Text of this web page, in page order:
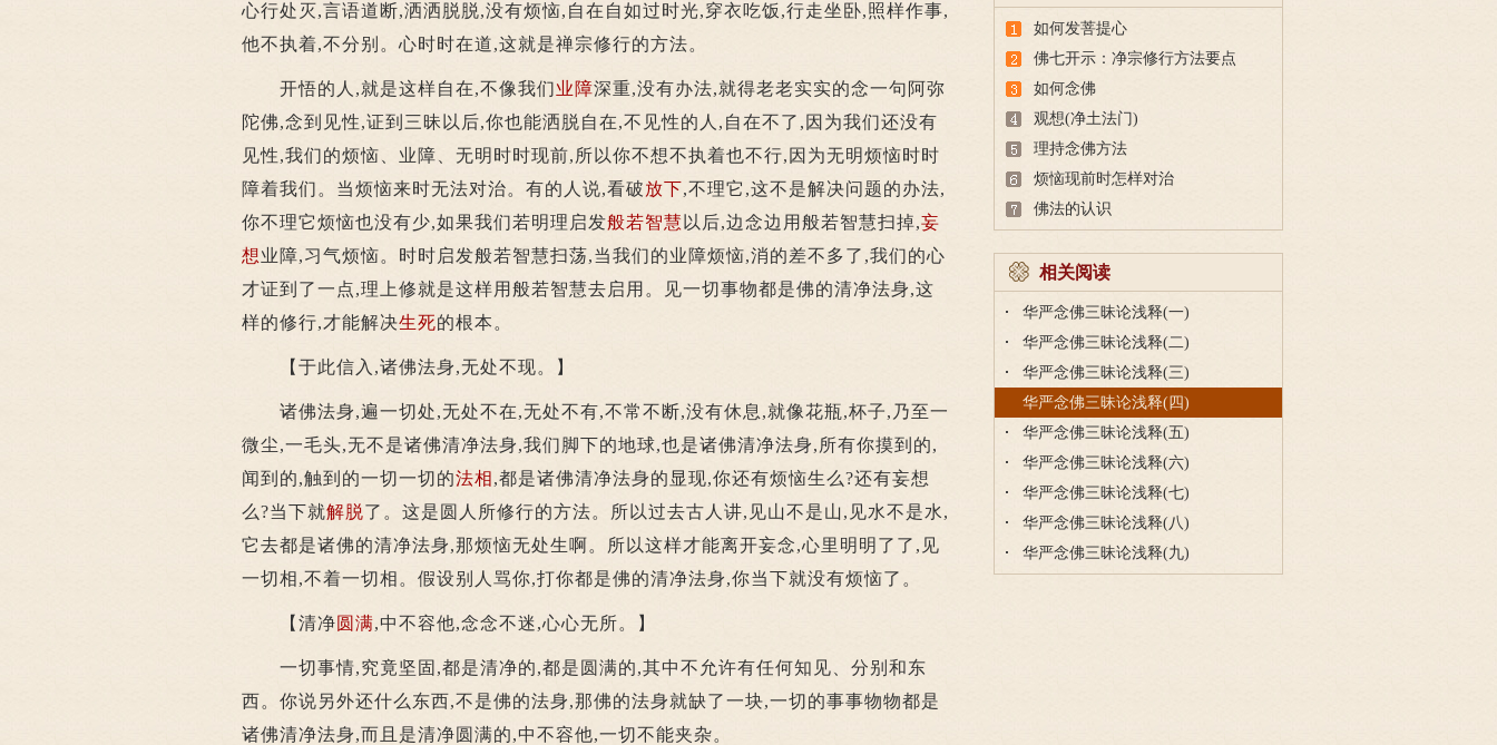
心行处灭,言语道断,洒洒脱脱,没有烦恼,自在自如过时光,穿衣吃饭,行走坐卧,照样作事,
他不执着,不分别。心时时在道,这就是禅宗修行的方法。
开悟的人,就是这样自在,不像我们业障深重,没有办法,就得老老实实的念一句阿弥
陀佛,念到见性,证到三昧以后,你也能洒脱自在,不见性的人,自在不了,因为我们还没有
见性,我们的烦恼、业障、无明时时现前,所以你不想不执着也不行,因为无明烦恼时时
障着我们。当烦恼来时无法对治。有的人说,看破放下,不理它,这不是解决问题的办法,
你不理它烦恼也没有少,如果我们若明理启发般若智慧 以后,边念边用般若智慧扫掉,妄
想业障,习气烦恼。时时启发般若智慧扫荡,当我们的业障烦恼,消的差不多了,我们的心
才证到了一点,理上修就是这样用般若智慧去启用。见一切事物都是佛的清净法身,这
样的修行,才能解决生死的根本。
【于此信入,诸佛法身,无处不现。】
诸佛法身,遍一切处,无处不在,无处不有,不常不断,没有休息,就像花瓶,杯子,乃至一
微尘,一毛头,无不是诸佛清净法身,我们脚下的地球,也是诸佛清净法身,所有你摸到的,
闻到的,触到的一切一切的法相,都是诸佛清净法身的显现,你还有烦恼生么?还有妄想
么?当下就解脱了。这是圆人所修行的方法。所以过去古人讲,见山不是山,见水不是水,
它去都是诸佛的清净法身,那烦恼无处生啊。所以这样才能离开妄念,心里明明了了,见
一切相,不着一切相。假设别人骂你,打你都是佛的清净法身,你当下就没有烦恼了。
【清净圆满,中不容他,念念不迷,心心无所。】
一切事情,究竟坚固,都是清净的,都是圆满的,其中不允许有任何知见、分别和东
西。你说另外还什么东西,不是佛的法身,那佛的法身就缺了一块,一切的事事物物都是
诸佛清净法身,而且是清净圆满的,中不容他,一切不能夹杂。
如何发菩提心
佛七开示：净宗修行方法要点
如何念佛
观想(净土法门)
理持念佛方法
烦恼现前时怎样对治
佛法的认识
相关阅读
华严念佛三昧论浅释(一)
华严念佛三昧论浅释(二)
华严念佛三昧论浅释(三)
华严念佛三昧论浅释(四)
华严念佛三昧论浅释(五)
华严念佛三昧论浅释(六)
华严念佛三昧论浅释(七)
华严念佛三昧论浅释(八)
华严念佛三昧论浅释(九)